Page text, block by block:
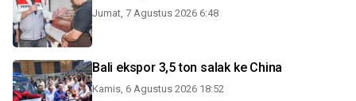
Jumat, 7 Agustus 2026 6:48
Bali ekspor 3,5 ton salak ke China
Kamis, 6 Agustus 2026 18:52